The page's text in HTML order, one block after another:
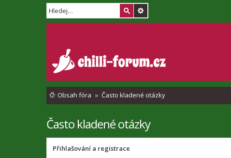
Obsah fóra Často kladené otázky
Často kladené otázky
Přihlašování a registrace